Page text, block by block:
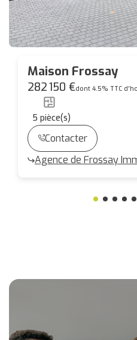
Maison Frossay
282 150 €dont 4.5% TTC
5 pièce(s)
Contacter
Agence de Frossay